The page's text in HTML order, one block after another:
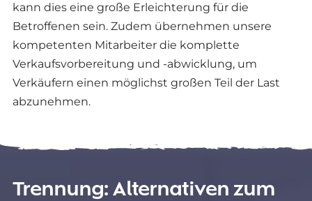
kann dies eine große Erleichterung für die
Betroffenen sein. Zudem übernehmen unsere
kompetenten Mitarbeiter die komplette
Verkaufsvorbereitung und -abwicklung, um
Verkäufern einen möglichst großen Teil der Last
abzunehmen.
Trennung: Alternativen zum